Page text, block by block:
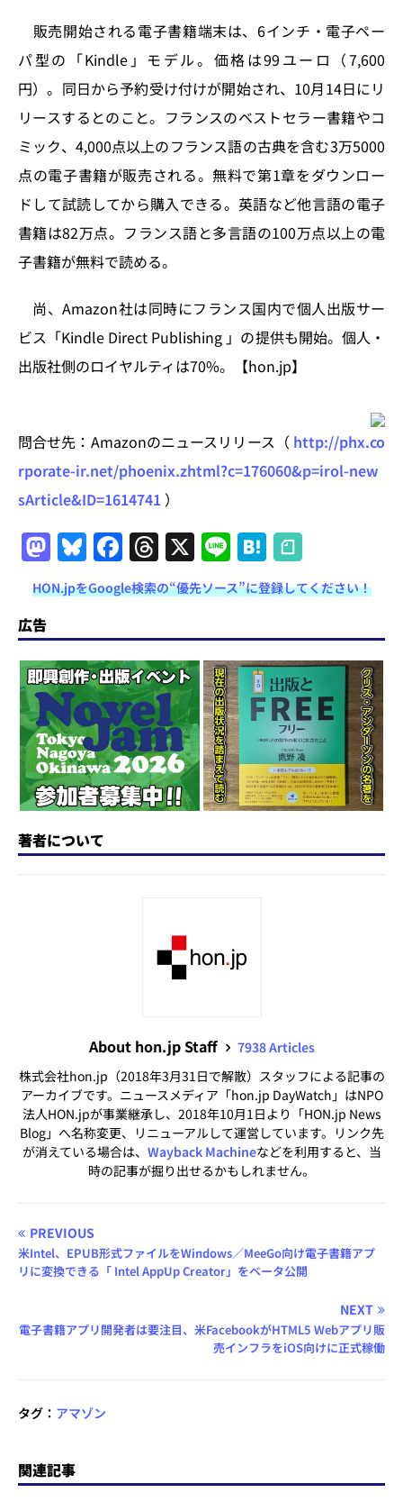
販売開始される電子書籍端末は、6インチ・電子ペー
パ型の「Kindle」モデル。価格は99ユーロ（7,600
円）。同日から予約受け付けが開始され、10月14日にリ
リースするとのこと。フランスのベストセラー書籍やコ
ミック、4,000点以上のフランス語の古典を含む3万5000
点の電子書籍が販売される。無料で第1章をダウンロー
ドして試読してから購入できる。英語など他言語の電子
書籍は82万点。フランス語と多言語の100万点以上の電
子書籍が無料で読める。
尚、Amazon社は同時にフランス国内で個人出版サー
ビス「Kindle Direct Publishing 」の提供も開始。個人・
出版社側のロイヤルティは70%。【hon.jp】
問合せ先：Amazonのニュースリリース（ http://phx.co
rporate-ir.net/phoenix.zhtml?c=176060&p=irol-new
sArticle&ID=1614741 ）
M
a
st
o
d
o
n
Bl
u
e
s
k
y
F
a
c
e
b
o
o
k
T
h
re
a
d
s
X Li
n
e
H
at
e
n
a
HON.jpをGoogle検索の“優先ソース”に登録してください！
広告
著者について
About hon.jp Staff
7938 Articles
株式会社hon.jp（2018年3月31日で解散）スタッフによる記事の
アーカイブです。ニュースメディア「hon.jp DayWatch」はNPO
法人HON.jpが事業継承し、2018年10月1日より「HON.jp News
Blog」へ名称変更、リニューアルして運営しています。リンク先
が消えている場合は、 Wayback Machineなどを利用すると、当
時の記事が掘り出せるかもしれません。
PREVIOUS
米Intel、EPUB形式ファイルをWindows／MeeGo向け電子書籍アプ
リに変換できる「 Intel AppUp Creator」をベータ公開
NEXT
電子書籍アプリ開発者は要注目、米FacebookがHTML5 Webアプリ販
売インフラをiOS向けに正式稼働
タグ： アマゾン
関連記事